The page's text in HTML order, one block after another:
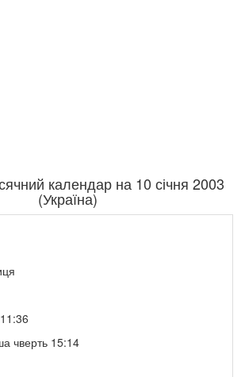
календар на 10 січня 2003
(Україна)
чверть 15:14